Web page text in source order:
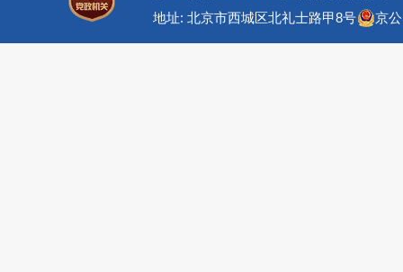
地址: 北京市西城区北礼士路甲8号
京